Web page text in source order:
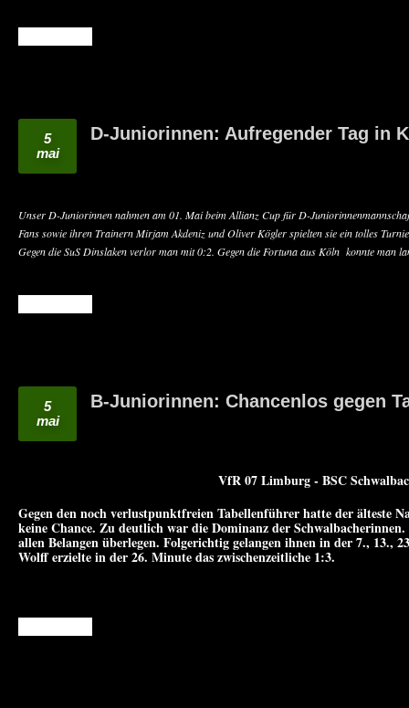
5
mai
D-Juniorinnen: Aufregender Tag in
Unser D-Juniorinnen nahmen am 01. Mai beim Allianz Cup für D-
Fans sowie ihren Trainern Mirjam Akdeniz und Oliver Kögler spielten sie ein tolles
Gegen die SuS Dinslaken verlor man mit 0:2. Gegen die Fortuna aus Köln konnte man
5
mai
B-Juniorinnen: Chancenlos gegen
VfR 07 Limburg - BSC
Gegen den noch verlustpunktfreien Tabellenführer hatte der älteste
keine Chance. Zu deutlich war die Dominanz der
allen Belangen überlegen. Folgerichtig gelangen ihnen in der 7., 13.,
Wolff erzielte in der 26. Minute das zwischenzeitliche 1:3.